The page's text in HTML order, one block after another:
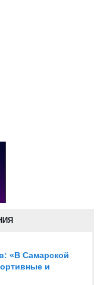
«В Самарской
и